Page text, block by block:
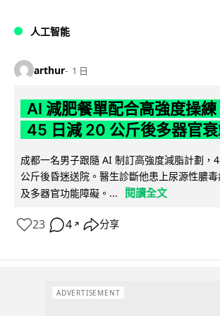
人工智能
arthur 1 日
AI 減肥餐單配合高強度操
45 日減 20 公斤後多器官
成都一名男子跟隨 AI 制訂高強度減脂計劃，
公斤後昏迷送院。醫生診斷他患上尿源性膿
及多器官功能障礙。...
閱讀全文
23 4 ↗ 分享
ADVERTISEMENT